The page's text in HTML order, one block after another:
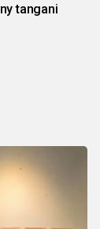
tangani